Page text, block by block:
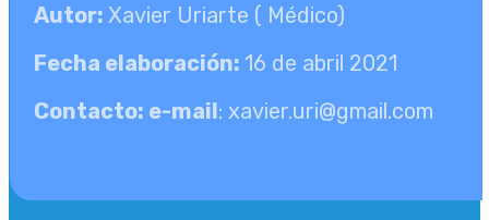
Autor: Xavier Uriarte ( Médico)
Fecha elaboración: 16 de abril 2021
Contacto: e-mail: xavier.uri@gmail.com